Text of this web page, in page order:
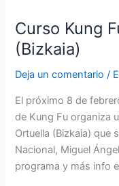
Curso Kung
(Bizkaia)
Deja un comentario /
El próximo 8 de
de Kung Fu organiza
Ortuella (Bizkaia) que
Nacional, Miguel
programa y más info
Fu
Taiji
Quan
Ortuella
(Bizkaia)